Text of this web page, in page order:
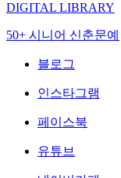
DIGITAL LIBRARY
50+ 시니어 신춘문예
블로그
인스타그램
페이스북
유튜브